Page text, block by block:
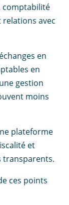
comptabilité
avec
en
en
gestion
moins
plateforme
et
transparents.
ces points